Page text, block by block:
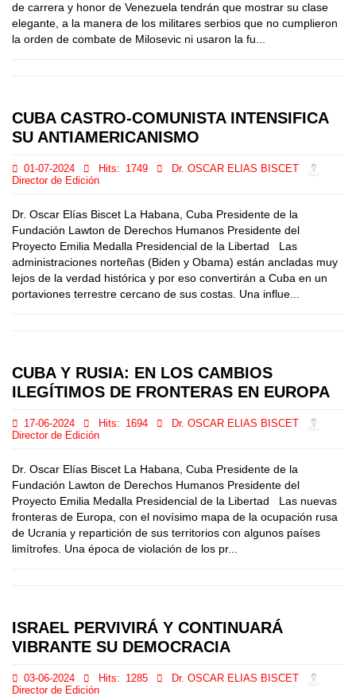
de carrera y honor de Venezuela tendrán que mostrar su clase
elegante, a la manera de los militares serbios que no cumplieron
la orden de combate de Milosevic ni usaron la fu...
CUBA CASTRO-COMUNISTA INTENSIFICA
SU ANTIAMERICANISMO
01-07-2024 Hits: 1749
Dr. OSCAR ELIAS BISCET
Director de Edición
Dr. Oscar Elías Biscet La Habana, Cuba Presidente de la
Fundación Lawton de Derechos Humanos Presidente del
Proyecto Emilia Medalla Presidencial de la Libertad Las
administraciones norteñas (Biden y Obama) están ancladas muy
lejos de la verdad histórica y por eso convertirán a Cuba en un
portaviones terrestre cercano de sus costas. Una influe...
CUBA Y RUSIA: EN LOS CAMBIOS
ILEGÍTIMOS DE FRONTERAS EN EUROPA
17-06-2024 Hits: 1694
Dr. OSCAR ELIAS BISCET
Director de Edición
Dr. Oscar Elías Biscet La Habana, Cuba Presidente de la
Fundación Lawton de Derechos Humanos Presidente del
Proyecto Emilia Medalla Presidencial de la Libertad Las nuevas
fronteras de Europa, con el novísimo mapa de la ocupación rusa
de Ucrania y repartición de sus territorios con algunos países
limítrofes. Una época de violación de los pr...
ISRAEL PERVIVIRÁ Y CONTINUARÁ
VIBRANTE SU DEMOCRACIA
03-06-2024 Hits: 1285
Dr. OSCAR ELIAS BISCET
Director de Edición